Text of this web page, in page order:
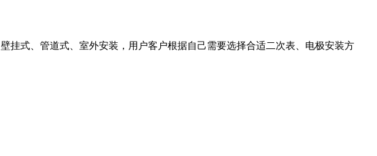
挂式、管道式、室外安装，用户客户根据自己需要选择合适二次表、电极安装方